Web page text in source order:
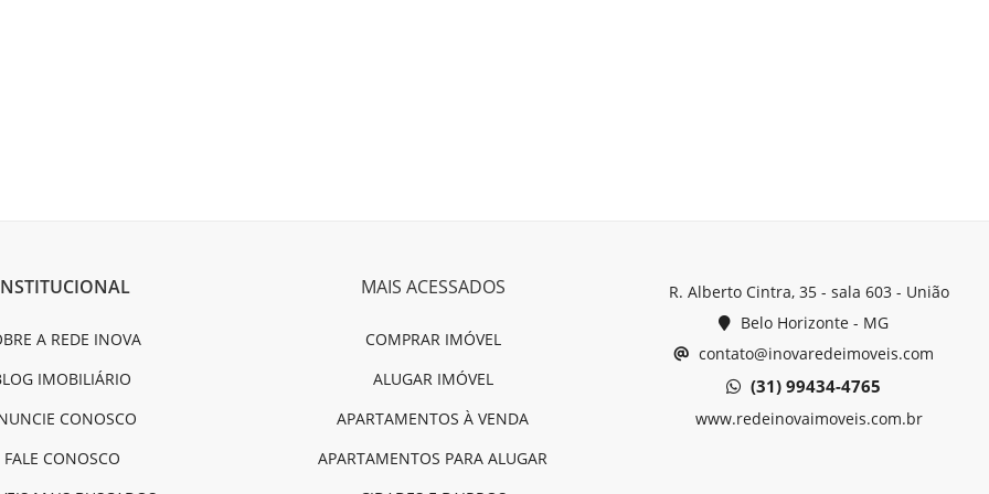
A REDE INOVA
IMOBILIÁRIO
CONOSCO
FALE CONOSCO
MAIS ACESSADOS
COMPRAR IMÓVEL
ALUGAR IMÓVEL
APARTAMENTOS À VENDA
APARTAMENTOS PARA ALUGAR
R. Alberto Cintra, 35 - sala 603 - União
Belo Horizonte - MG
contato@inovaredeimoveis.com
(31) 99434-4765
www.redeinovaimoveis.com.br